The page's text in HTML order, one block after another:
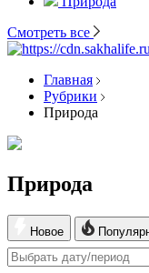
Смотреть все
Главная
Рубрики
Природа
Природа
Новое